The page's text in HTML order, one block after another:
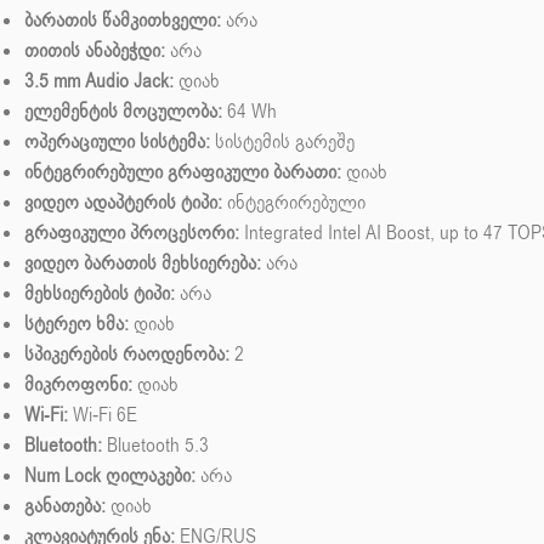
ბარათის წამკითხველი:არა
თითის ანაბეჭდი:არა
3.5 mm Audio Jack: დიახ
ელემენტის მოცულობა:64 Wh
ოპერაციული სისტემა: სისტემის გარეშე
ინტეგრირებული გრაფიკული ბარათი: დიახ
ვიდეო ადაპტერის ტიპი:ინტეგრირებული
გრაფიკული პროცესორი: Integrated Intel AI Boost, up to 47
ვიდეო ბარათის მეხსიერება:არა
მეხსიერების ტიპი:არა
სტერეო ხმა: დიახ
სპიკერების რაოდენობა:2
მიკროფონი: დიახ
Wi-Fi:Wi‑Fi 6E
Bluetooth: Bluetooth 5.3
Num Lock ღილაკები:არა
განათება: დიახ
კლავიატურის ენა: ENG/RUS